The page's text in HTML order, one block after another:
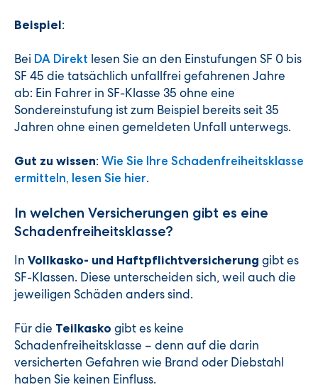
Beispiel:
Bei DA Direkt lesen Sie an den Einstufungen SF 0 bis
SF 45 die tatsächlich unfallfrei gefahrenen Jahre
ab: Ein Fahrer in SF-Klasse 35 ohne eine
Sondereinstufung ist zum Beispiel bereits seit 35
Jahren ohne einen gemeldeten Unfall unterwegs.
Gut zu wissen: Wie Sie Ihre Schadenfreiheitsklasse
ermitteln, lesen Sie hier.
In welchen Versicherungen gibt es eine
Schadenfreiheitsklasse?
In Vollkasko- und Haftpflichtversicherung gibt es
SF-Klassen. Diese unterscheiden sich, weil auch die
jeweiligen Schäden anders sind.
Für die Teilkasko gibt es keine
Schadenfreiheitsklasse – denn auf die darin
versicherten Gefahren wie Brand oder Diebstahl
haben Sie keinen Einfluss.